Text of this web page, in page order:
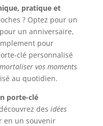
pratique et
? Optez pour un
un anniversaire,
pour
clé personnalisé
vos moments
au quotidien.
porte-clé
des idées
un souvenir